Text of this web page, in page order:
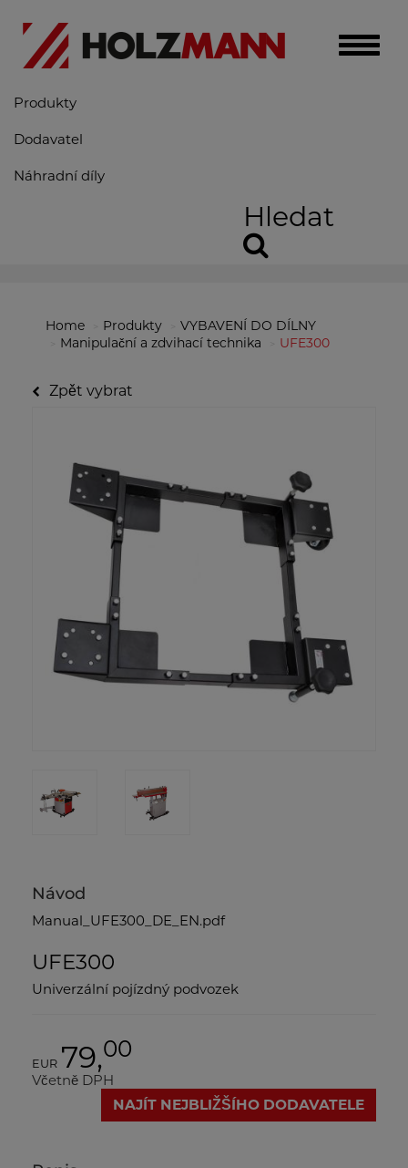
Toggle
Produkty
Dodavatel
Náhradní díly
Hledat
Home Produkty
VYBAVENÍ DO DÍLNY
Manipulační a zdvihací technika
UFE300
Zpět vybrat
Návod
Manual_UFE300_DE_EN.pdf
UFE300
Univerzální pojízdný podvozek
EUR 79,00
Včetně DPH
NAJÍT NEJBLIŽŠÍHO DODAVATELE